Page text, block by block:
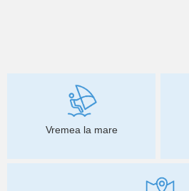
Vremea la mare